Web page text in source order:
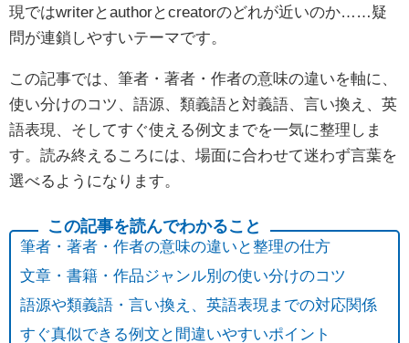
現ではwriterとauthorとcreatorのどれが近いのか……疑
問が連鎖しやすいテーマです。
この記事では、筆者・著者・作者の意味の違いを軸に、
使い分けのコツ、語源、類義語と対義語、言い換え、英
語表現、そしてすぐ使える例文までを一気に整理しま
す。読み終えるころには、場面に合わせて迷わず言葉を
選べるようになります。
筆者・著者・作者の意味の違いと整理の仕方
文章・書籍・作品ジャンル別の使い分けのコツ
語源や類義語・言い換え、英語表現までの対応関係
すぐ真似できる例文と間違いやすいポイント